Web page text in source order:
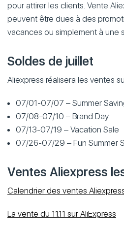
pour attirer les clients. Vente
peuvent être dues à des
vacances ou simplement à une
Soldes de juillet
Aliexpress réalisera les ventes
07/01-07/07 – Summer
07/08-07/10 – Brand Day
07/13-07/19 – Vacation Sale
07/26-07/29 – Fun Summer
Ventes Aliexpress
Calendrier des ventes
La vente du 11.11 sur AliExpress